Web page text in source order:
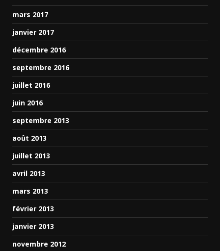
mars 2017
janvier 2017
décembre 2016
septembre 2016
juillet 2016
juin 2016
septembre 2013
août 2013
juillet 2013
avril 2013
mars 2013
février 2013
janvier 2013
novembre 2012